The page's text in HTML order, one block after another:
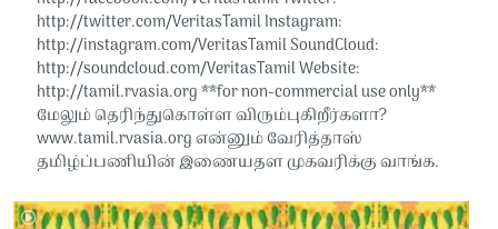
http://twitter.com/VeritasTamil​​ Instagram:
http://instagram.com/VeritasTamil​​ SoundCloud:
http://soundcloud.com/VeritasTamil​​ Website:
http://tamil.rvasia.org​​ **for non-commercial use only**
மேலும் தெரிந்துகொள்ள விரும்புகிறீர்களா?
www.tamil.rvasia.org என்னும் வேரித்தாஸ்
தமிழ்ப்பணியின் இணையதள முகவரிக்கு வாங்க.